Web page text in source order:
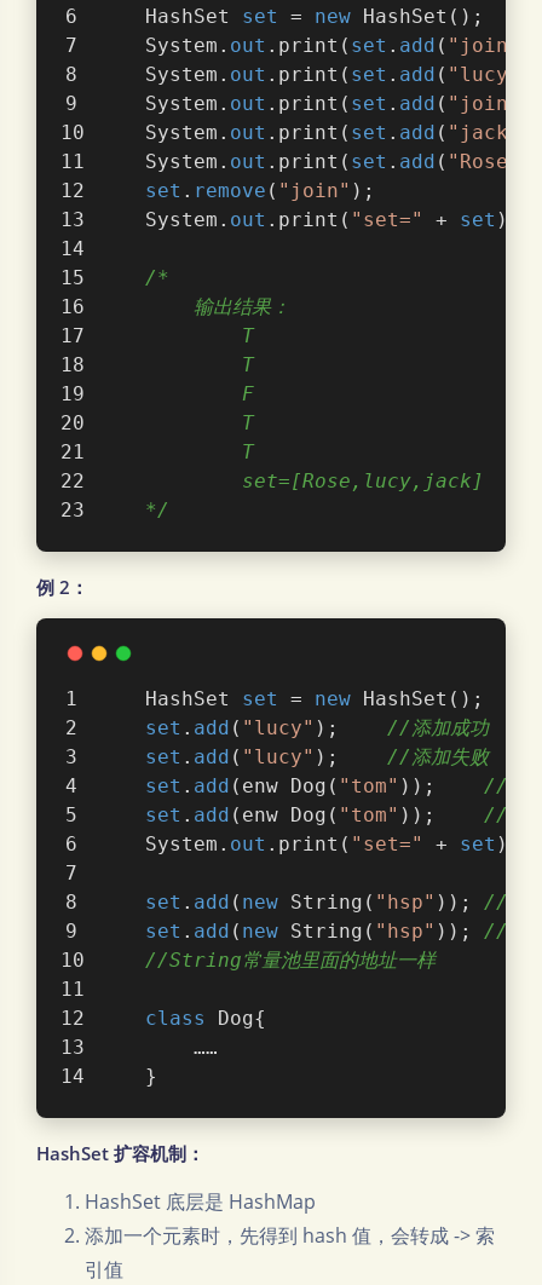
    HashSet
set = new HashSet();
    System.
out .print( set . add ( "join"
    System.
out .print( set . add ( "lucy"
    System.
out .print( set . add ( "join"
    System.
out .print( set . add ( "jack"
    System.
out .print( set . add ( "Rose"
set . remove ( "join" );
    System.
out .print( "set=" + set );
/*
        输出结果：
            T
            T
            F
            T
            T
            set=[Rose,lucy,jack]
    */
例 2：
    HashSet
set = new HashSet();
set . add ( "lucy" ); //添加成功
set . add ( "lucy" ); //添加失败
set . add ( enw Dog ( "tom" )) ; //添
set . add ( enw Dog ( "tom" )) ; //添
    System.
out .print( "set=" + set );
set . add ( new String( "hsp" )); //添
set . add ( new String( "hsp" )); //添
//String常量池里面的地址一样
class Dog{
        ……
    }
HashSet 扩容机制：
HashSet 底层是 HashMap
添加一个元素时，先得到 hash 值，会转成 -> 索
引值